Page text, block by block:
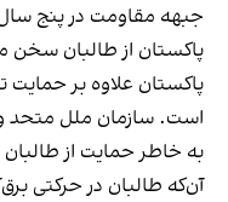
جبهه مقاومت در پنج سال
پاکستان از طالبان سخن
پاکستان علاوه بر حمایت
است. سازمان ملل متحد و
به خاطر حمایت از طالبان
آن‌که طالبان در حرکتی